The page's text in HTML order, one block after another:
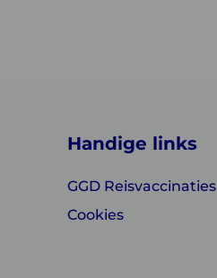
Handige links
GGD Reisvaccinaties
Cookies